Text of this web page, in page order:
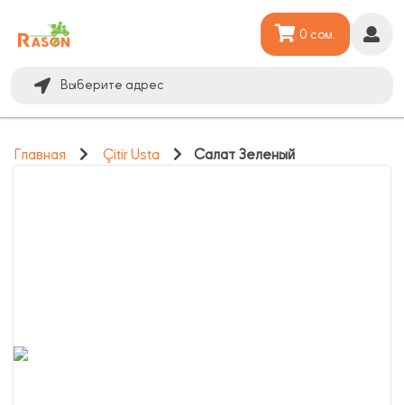
Выберите адрес
0 сом.
Главная Çitir Usta Салат Зеленый